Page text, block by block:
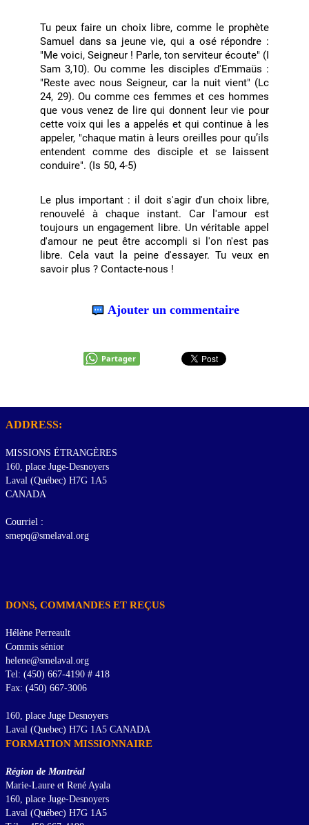
Tu peux faire un choix libre, comme le prophète
Samuel dans sa jeune vie, qui a osé répondre :
"Me voici, Seigneur ! Parle, ton serviteur écoute" (I
Sam 3,10). Ou comme les disciples d'Emmaüs :
"Reste avec nous Seigneur, car la nuit vient" (Lc
24, 29). Ou comme ces femmes et ces hommes
que vous venez de lire qui donnent leur vie pour
cette voix qui les a appelés et qui continue à les
appeler, "chaque matin à leurs oreilles pour qu’ils
entendent comme des disciple et se laissent
conduire". (Is 50, 4-5)
Le plus important : il doit s'agir d'un choix libre,
renouvelé à chaque instant. Car l'amour est
toujours un engagement libre. Un véritable appel
d'amour ne peut être accompli si l'on n'est pas
libre. Cela vaut la peine d'essayer. Tu veux en
savoir plus ? Contacte-nous !
Ajouter un commentaire
Partager
ADDRESS:
MISSIONS ÉTRANGÈRES
160, place Juge-Desnoyers
Laval (Québec) H7G 1A5
CANADA
Courriel :
smepq@smelaval.org
DONS, COMMANDES ET REÇUS
Hélène Perreault
Commis sénior
helene@smelaval.org
Tel: (450) 667-4190 # 418
Fax: (450) 667-3006
160, place Juge Desnoyers
Laval (Quebec) H7G 1A5 CANADA
FORMATION MISSIONNAIRE
Région de Montréal
Marie-Laure et René Ayala
160, place Juge-Desnoyers
Laval (Québec) H7G 1A5